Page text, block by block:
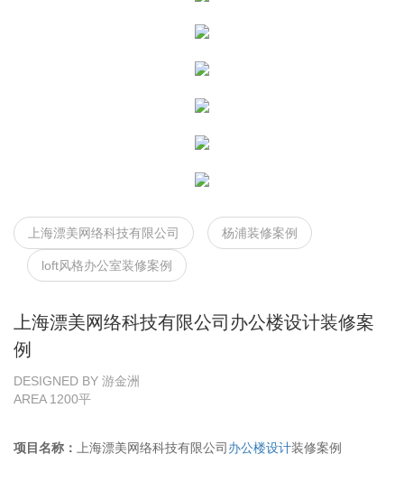
上海漂美网络科技有限公司 杨浦装修案例
loft风格办公室装修案例
上海漂美网络科技有限公司办公楼设计装修案
例
DESIGNED BY 游金洲
AREA 1200平
项目名称： 上海漂美网络科技有限公司 办公楼设计装修案例